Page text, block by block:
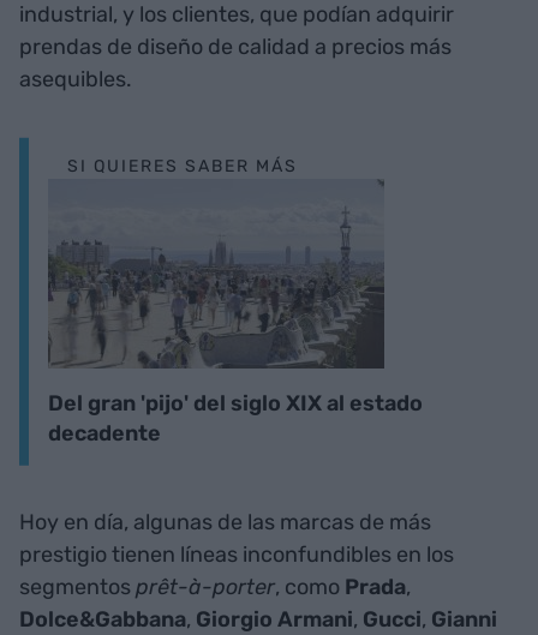
industrial, y los clientes, que podían adquirir
prendas de diseño de calidad a precios más
asequibles.
SI QUIERES SABER MÁS
Del gran 'pijo' del siglo XIX al estado
decadente
Hoy en día, algunas de las marcas de más
prestigio tienen líneas inconfundibles en los
segmentosprêt-à-porter, como Prada,
Dolce&Gabbana, Giorgio Armani, Gucci, Gianni